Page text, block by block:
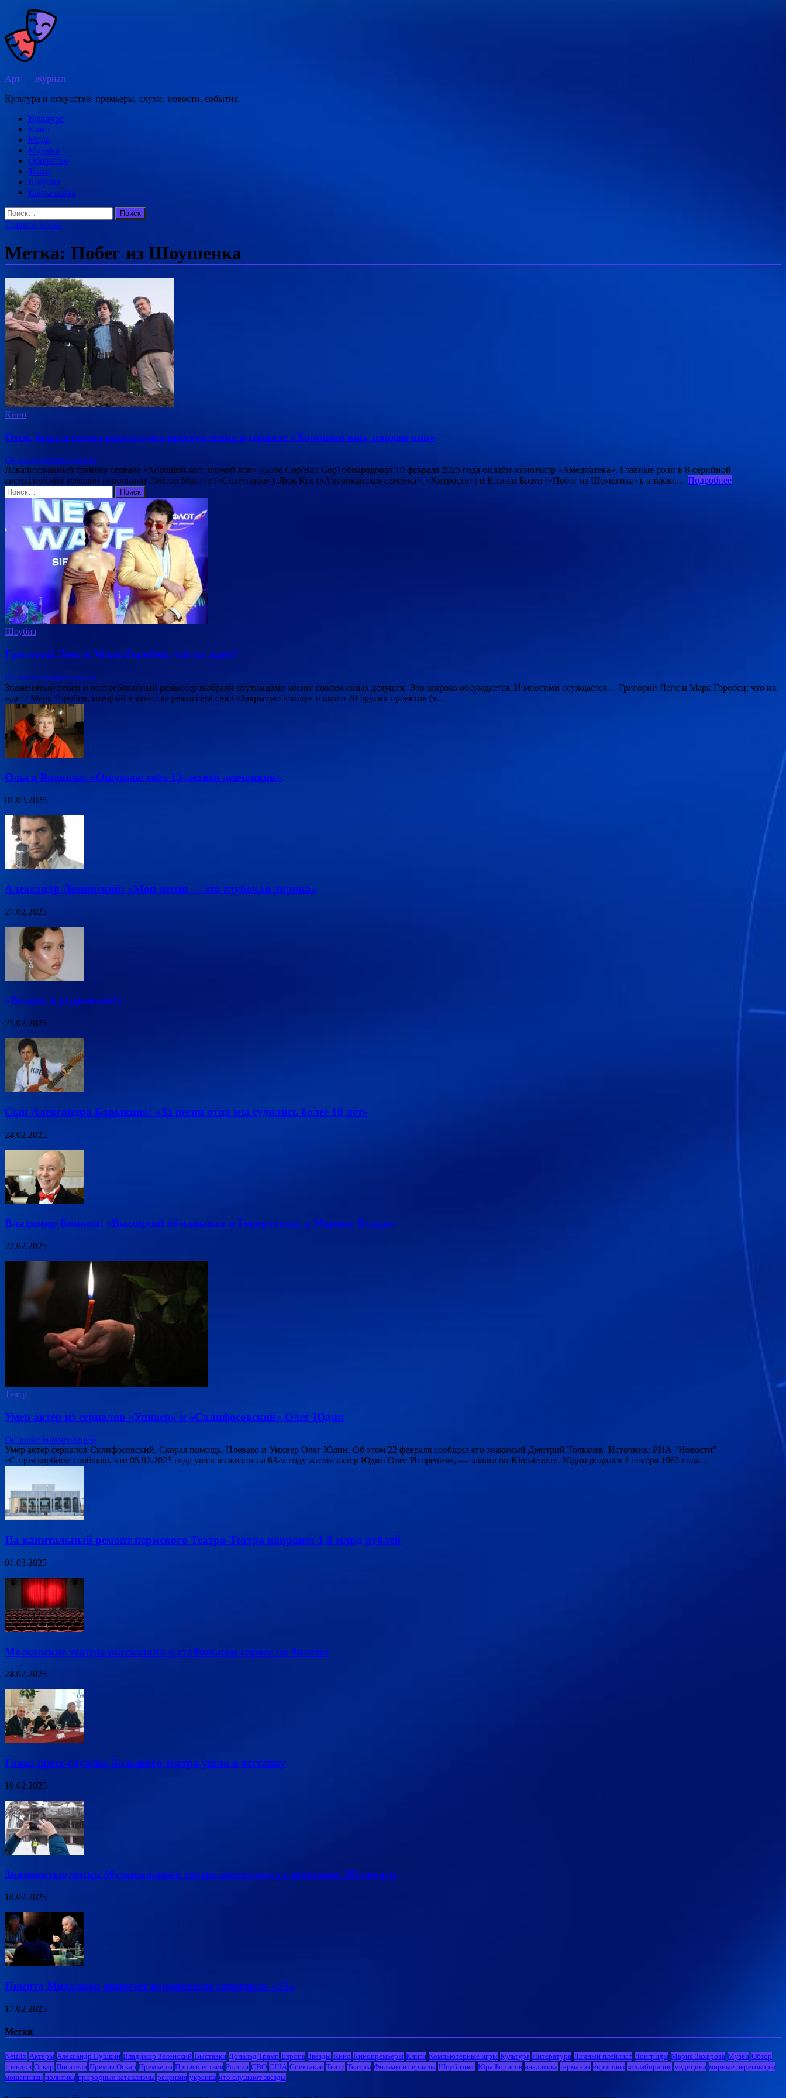
Перейти
содержимому
Арт — Журнал.
Культура и искусство: премьеры, слухи, новости, события.
Культура
Кино
Мода
Музыка
Общество
Театр
Шоубиз
Карта сайта
Найти:
Главное меню
Метка: Побег из Шоушенка
Кино
Отец, брат и сестра расследуют преступления в сериале «Хороший коп, плохой коп»
Оставьте комментарий
Локализованный трейлер сериала «Хороший коп, плохой коп» (Good Cop/Bad Cop) обнародовал 10 февраля 2025 года онлайн-кинотеатр «Амедиатека». Главные роли в 8-серийной
австралийской комедии исполнили Лейтон Мистер («Сплетница»), Люк Кук («Американская семейка», «Хитрости») и Клэнси Браун («Побег из Шоушенка»), а также… Подробнее
Найти:
Шоубиз
Григорий Лепс и Марк Горобец: что их ждет?
Оставьте комментарий
Знаменитый певец и востребованный режиссер выбрали спутницами жизни совсем юных девушек. Это широко обсуждается. И многими осуждается… Григорий Лепс и Марк Горобец: что их
ждет? Марк Горобец, который в качестве режиссера снял «Закрытую школу» и около 20 других проектов (в…
Ольга Волкова: «Ощущаю себя 13-летней девчонкой»
01.03.2025
Александр Ломинский: «Мои песни — это глубокая лирика»
27.02.2025
«Вопрос к родителям!»
25.02.2025
Сын Александра Барыкина: «За песни отца мы судились более 10 лет»
24.02.2025
Владимир Конкин: «Высоцкий обманывал и Говорухина, и Марину Влади»
22.02.2025
Театр
Умер актер из сериалов «Универ» и «Склифосовский» Олег Юдин
Оставьте комментарий
Умер актер сериалов Склифосовский, Скорая помощь, Плевако и Универ Олег Юдин. Об этом 22 февраля сообщил его знакомый Дмитрий Толкачев. Источник: РИА "Новости"
«С прискорбием сообщаю, что 05.02.2025 года ушел из жизни на 63-м году жизни актер Юдин Олег Игоревич», — заявил он Kino-teatr.ru. Юдин родился 3 ноября 1962 года…
На капитальный ремонт пермского Театра-Театра направят 1,8 млрд рублей
01.03.2025
Московские театры рассказали о стабильном спросе на билеты
24.02.2025
Глава пресс-службы Большого театра ушла в отставку
19.02.2025
Знаменитые маски Музыкального театра воссоздадут с помощью 3D-печати
18.02.2025
Никита Михалков привезет воронежцам спектакль «12»
17.02.2025
Метки
Netflix Актеры Александр Пушкин Владимир Зеленский Выставки Дональд Трамп Европа Звезды Кино Кинопремьеры Книги Компьютерные игры Культура Литература Личный плейлист Лонгриды Мария Захарова Музеи Обзор
трендов Оскар Писатели Премия Оскар Премьеры Происшествия Россия СВО США Спектакли Театр Театры Фильмы и сериалы Шоубизнес Юра Борисов аналитика германия евросоюз коллаборация медицина мирные переговоры
мошенники политика природные катаклизмы рецензия украина что слушают звезды